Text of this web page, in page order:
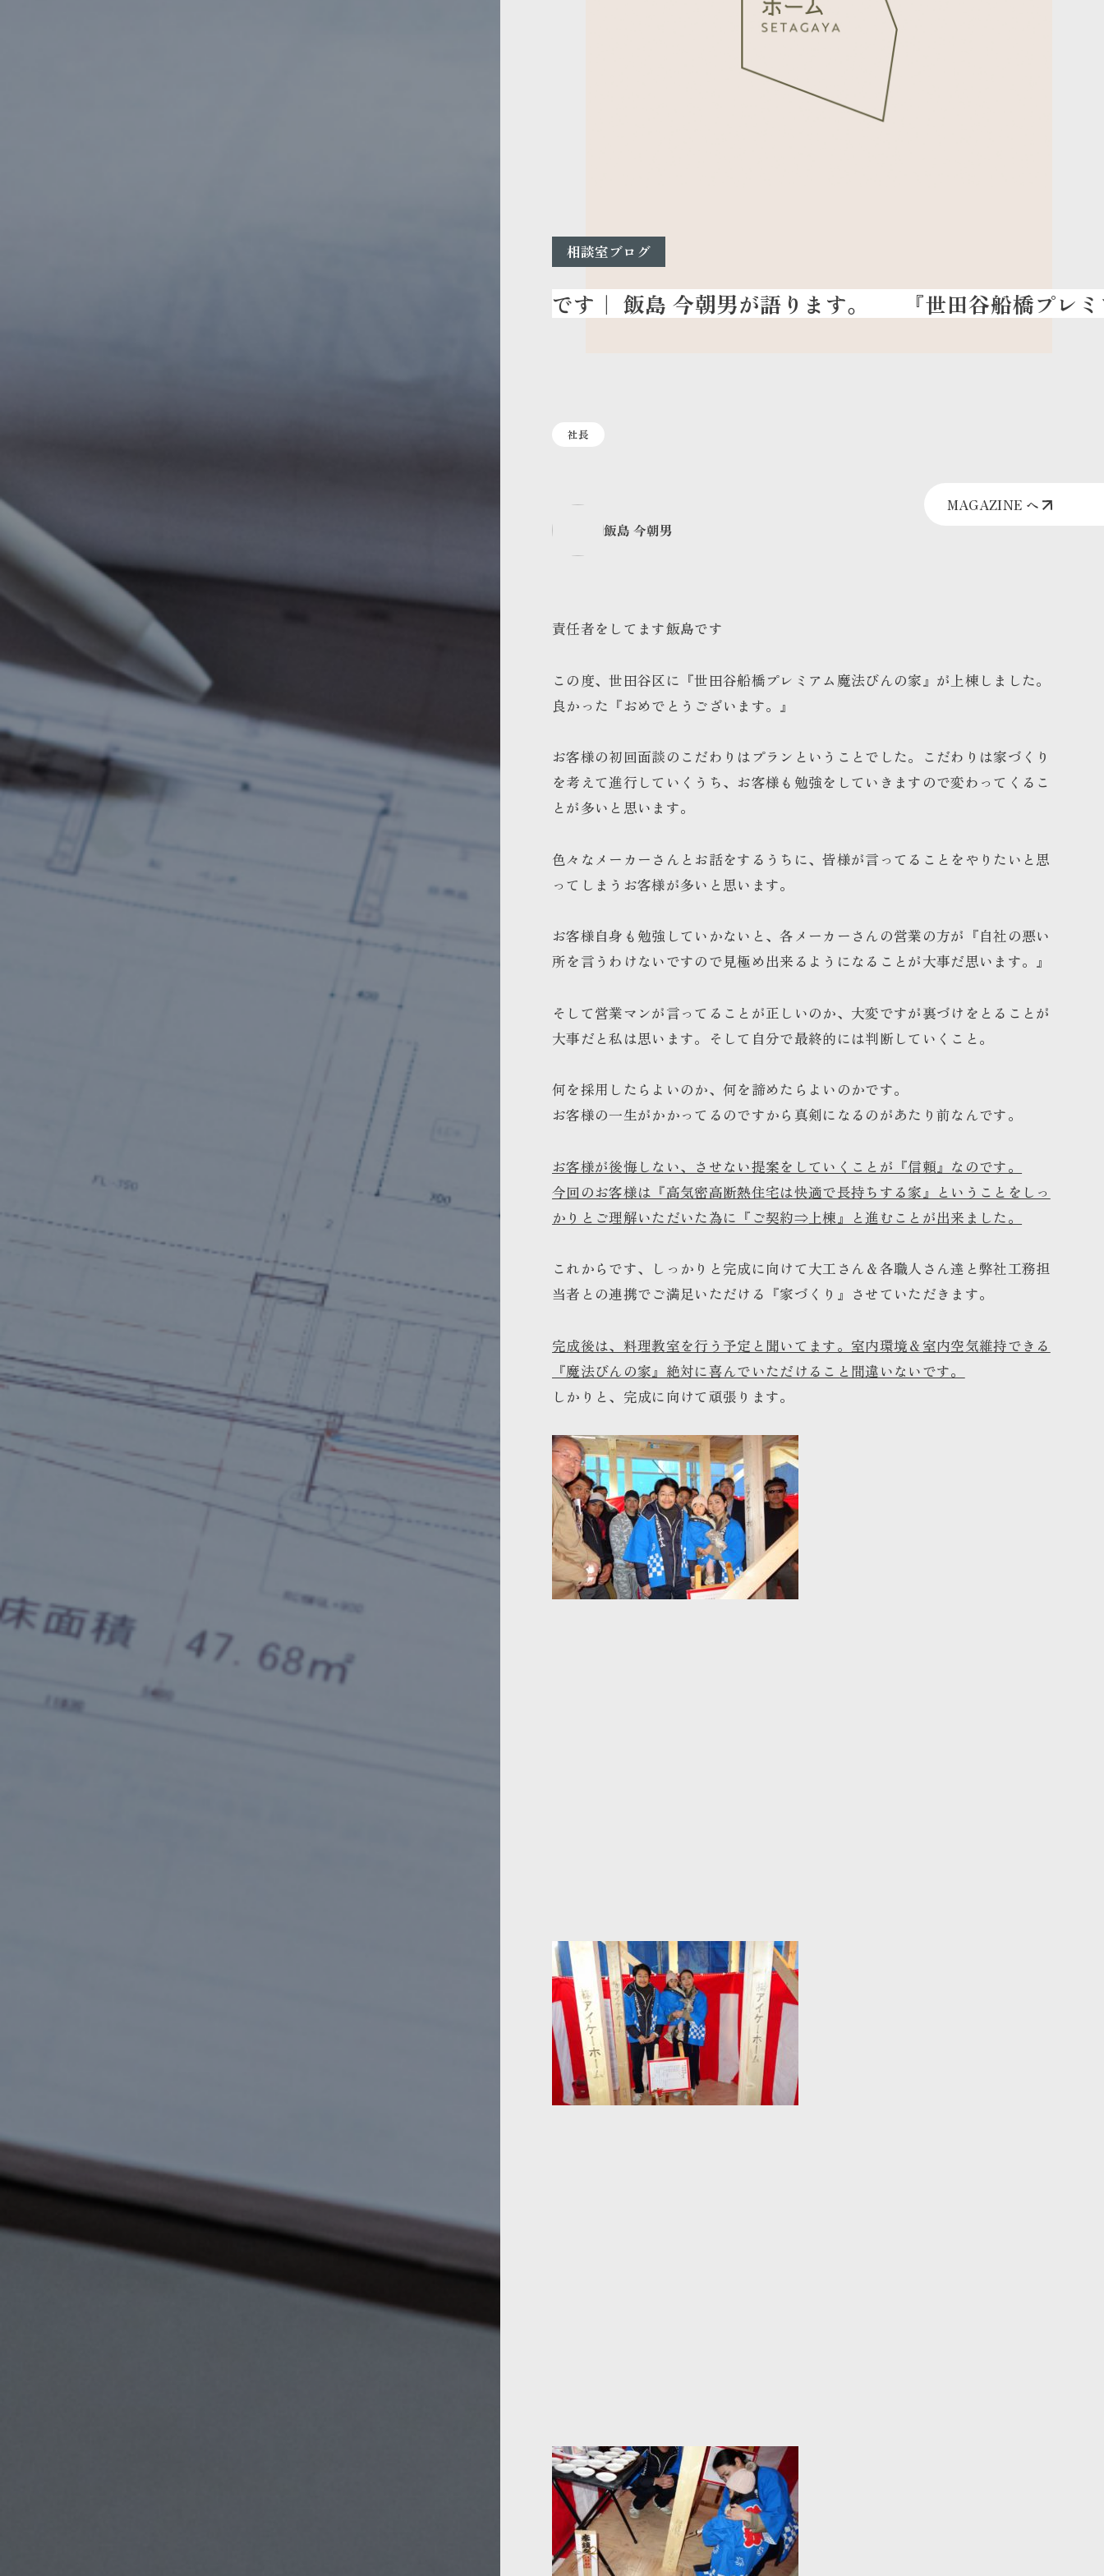
相談室ブログ
『世田谷船橋プレミアム魔
社長
MAGAZINE へ
飯島 今朝男
責任者をしてます飯島です
この度、世田谷区に『世田谷船橋プレミアム魔法びんの家』が上棟しました。
良かった『おめでとうございます。』
お客様の初回面談のこだわりはプランということでした。こだわりは家づくり
を考えて進行していくうち、お客様も勉強をしていきますので変わってくるこ
とが多いと思います。
色々なメーカーさんとお話をするうちに、皆様が言ってることをやりたいと思
ってしまうお客様が多いと思います。
お客様自身も勉強していかないと、各メーカーさんの営業の方が『自社の悪い
所を言うわけないですので見極め出来るようになることが大事だ思います。』
そして営業マンが言ってることが正しいのか、大変ですが裏づけをとることが
大事だと私は思います。そして自分で最終的には判断していくこと。
何を採用したらよいのか、何を諦めたらよいのかです。
お客様の一生がかかってるのですから真剣になるのがあたり前なんです。
お客様が後悔しない、させない提案をしていくことが『信頼』なのです。
今回のお客様は『高気密高断熱住宅は快適で長持ちする家』ということをしっ
かりとご理解いただいた為に『ご契約⇒上棟』と進むことが出来ました。
これからです、しっかりと完成に向けて大工さん＆各職人さん達と弊社工務担
当者との連携でご満足いただける『家づくり』させていただきます。
完成後は、料理教室を行う予定と聞いてます。室内環境＆室内空気維持できる
『魔法びんの家』絶対に喜んでいただけること間違いないです。
しかりと、完成に向けて頑張ります。